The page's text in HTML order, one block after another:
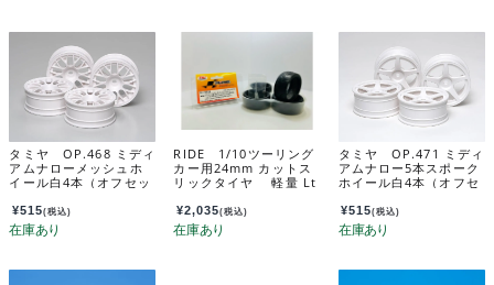
タミヤ OP.468 ミディ
アムナローメッシュホ
イール白4本（オフセッ
¥515(税込)
RIDE 1/10ツーリング
カー用24mm カットス
リックタイヤ 軽量 Lt
り 34125
¥2,035(税込)
タミヤ OP.471 ミディ
アムナロー5本スポーク
ホイール白4本（オフセ
¥515(税込)